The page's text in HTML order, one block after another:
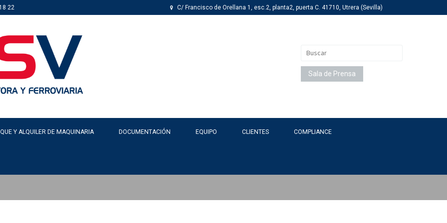
22 C/ Francisco de Orellana 1, esc.2, planta2, puerta C. 41710, Utrera (Sevilla)
Buscar:
Sala de Prensa
Y ALQUILER DE MAQUINARIA DOCUMENTACIÓN EQUIPO CLIENTES COMPLIANCE